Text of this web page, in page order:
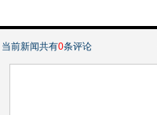
当前新闻共有0条评论